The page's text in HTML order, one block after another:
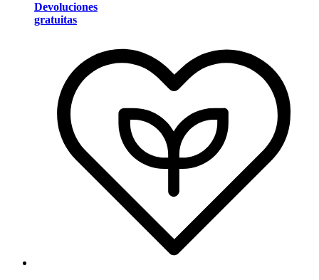
Devoluciones
gratuitas